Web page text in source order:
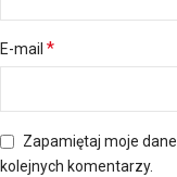
E-mail *
Zapamiętaj moje
kolejnych komentarzy.